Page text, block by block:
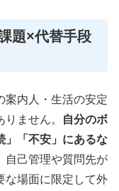
題×代替手段
案内人・生活の安定
ません。
自分のボ
」「不安」にあるな
自己管理や質問先が
な場面に限定して外